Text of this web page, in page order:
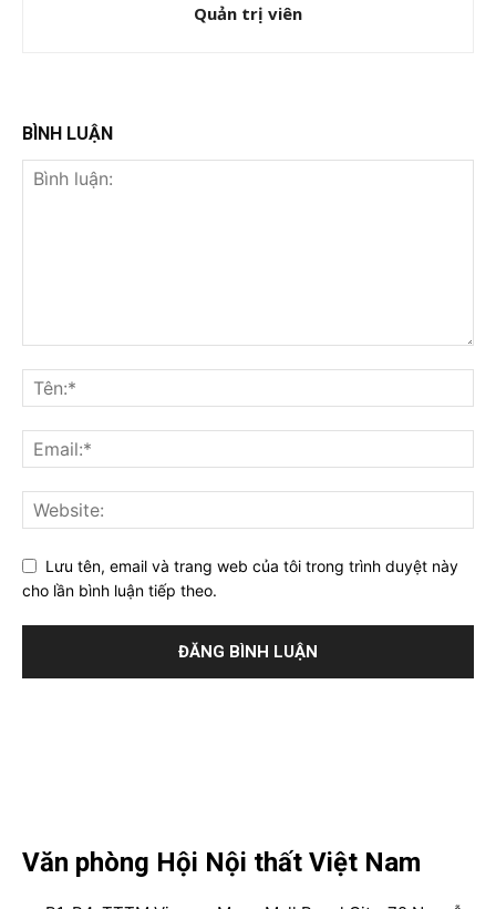
Quản trị viên
BÌNH LUẬN
Lưu tên, email và trang web của tôi trong trình duyệt này
cho lần bình luận tiếp theo.
Văn phòng Hội Nội thất Việt Nam